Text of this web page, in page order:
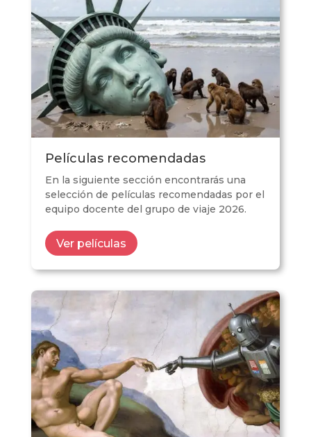
Películas recomendadas
En la siguiente sección encontrarás una
selección de películas recomendadas por el
equipo docente del grupo de viaje 2026.
Ver películas